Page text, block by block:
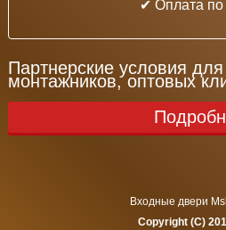
✔ Оплата по
Партнерские условия
монтажников, оптовых
Входные двери
Copyright (C)